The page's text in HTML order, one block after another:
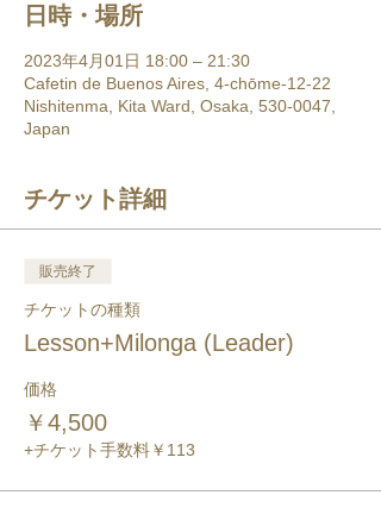
日時・場所
2023年4月01日 18:00 – 21:30
Cafetin de Buenos Aires, 4-chōme-12-22
Nishitenma, Kita Ward, Osaka, 530-0047,
Japan
チケット詳細
販売終了
チケットの種類
Lesson+Milonga (Leader)
価格
￥4,500
+チケット手数料￥113